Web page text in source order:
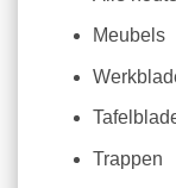
Meubels
Trappen